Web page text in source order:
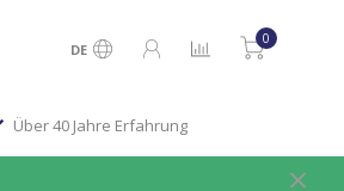
DE
0
Über 40 Jahre Erfahrung